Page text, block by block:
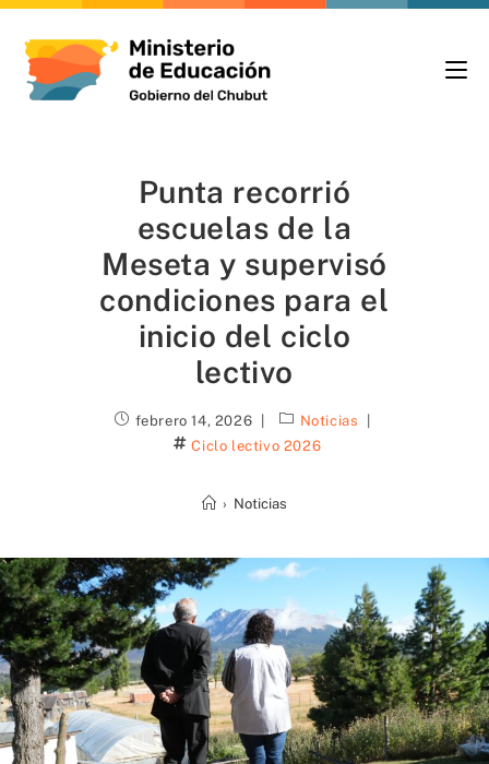
Punta recorrió
escuelas de la
Meseta y supervisó
condiciones para el
inicio del ciclo
lectivo
febrero 14, 2026
Noticias
Ciclo lectivo 2026
› Noticias